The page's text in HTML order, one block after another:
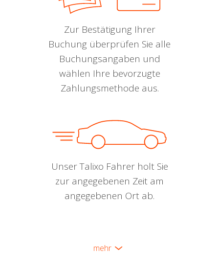
Zur Bestätigung Ihrer
Buchung überprüfen Sie alle
Buchungsangaben und
wählen Ihre bevorzugte
Zahlungsmethode aus.
Unser Talixo Fahrer holt Sie
zur angegebenen Zeit am
angegebenen Ort ab.
mehr